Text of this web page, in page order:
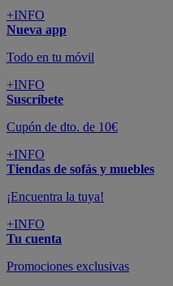
+INFO
Nueva app
Todo en tu móvil
+INFO
Suscríbete
Cupón de dto. de 10€
+INFO
Tiendas de sofás y muebles
¡Encuentra la tuya!
+INFO
Tu cuenta
Promociones exclusivas